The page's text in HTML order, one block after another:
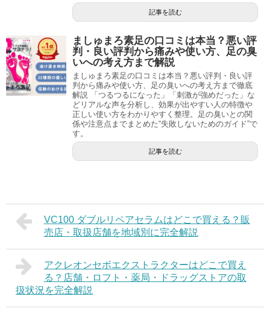
記事を読む
ましゅまろ素足の口コミは本当？悪い評
判・良い評判から痛みや使い方、足の臭
いへの考え方まで解説
ましゅまろ素足の口コミは本当？悪い評判・良い評
判から痛みや使い方、足の臭いへの考え方まで徹底
解説 「つるつるになった」「刺激が強めだった」な
どリアルな声を分析し、効果が出やすい人の特徴や
正しい使い方をわかりやすく整理。足の臭いとの関
係や注意点までまとめた“失敗しないためのガイド”で
す。
記事を読む
VC100 ダブルリペアセラムはどこで買える？販
売店・取扱店舗を地域別に完全解説
アクレオンセボエクストラクターはどこで買え
る？店舗・ロフト・薬局・ドラッグストアの取
扱状況を完全解説